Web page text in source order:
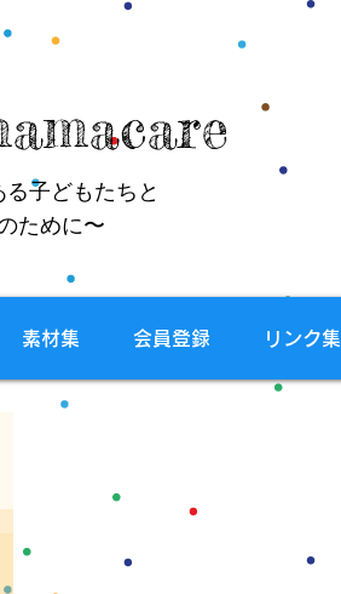
子どもたちと
ために〜
素材集 会員登録 リンク集